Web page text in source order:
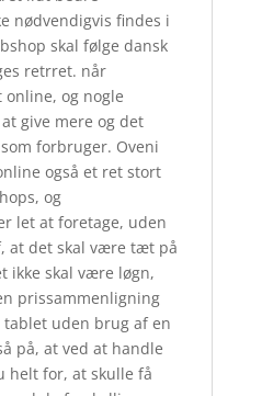
nødvendigvis findes i
skal følge dansk
retrret. når
og nogle
give mere og det
forbruger. Oveni
også et ret stort
og
let at foretage, uden
at det skal være tæt på
ikke skal være løgn,
prissammenligning
uden brug af en
på, at ved at handle
helt for, at skulle få